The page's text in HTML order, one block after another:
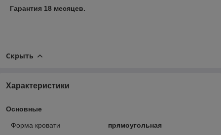
Гарантия 18 месяцев.
Скрыть
Характеристики
Основные
Форма кровати
прямоугольная